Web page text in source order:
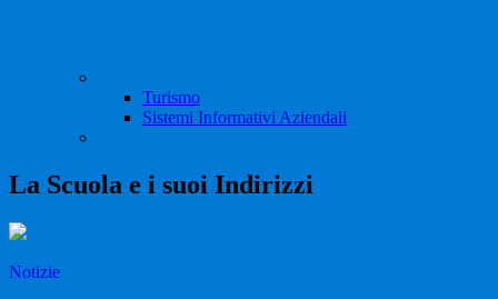
Turismo
Sistemi Informativi Aziendali
La Scuola e i suoi Indirizzi
Notizie